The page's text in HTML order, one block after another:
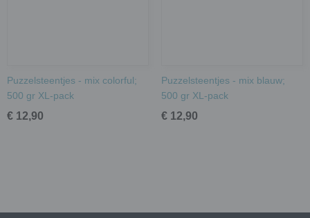
Puzzelsteentjes - mix colorful;
500 gr XL-pack
€ 12,90
Puzzelsteentjes - mix blauw;
500 gr XL-pack
€ 12,90